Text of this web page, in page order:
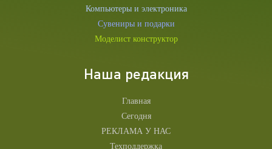
Компьютеры и электроника
Сувениры и подарки
Моделист конструктор
Наша редакция
Главная
Сегодня
РЕКЛАМА У НАС
Техподдержка